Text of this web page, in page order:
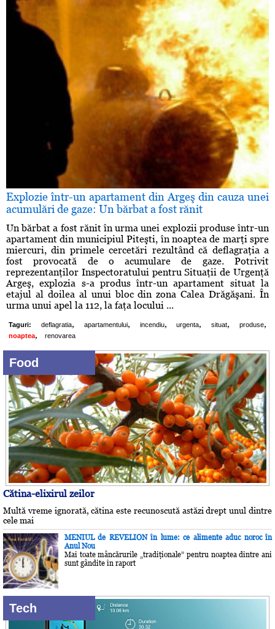
Explozie într-un apartament din Argeş din cauza unei
acumulări de gaze: Un bărbat a fost rănit
Un bărbat a fost rănit în urma unei explozii produse într-un
apartament din municipiul Piteşti, în noaptea de marţi spre
miercuri, din primele cercetări rezultând că deflagraţia a
fost provocată de o acumulare de gaze. Potrivit
reprezentanţilor Inspectoratului pentru Situaţii de Urgenţă
Argeş, explozia s-a produs într-un apartament situat la
etajul al doilea al unui bloc din zona Calea Drăgăşani. În
urma unui apel la 112, la faţa locului ...
Taguri: deflagratia, apartamentului, incendiu, urgenta, situat, produse,
noaptea, renovarea
Food
Cătina-elixirul zeilor
Multă vreme ignorată, cătina este recunoscută astăzi drept unul dintre
cele mai
MENIUL de REVELION în lume: ce alimente aduc noroc în
Anul Nou
Mai toate mâncărurile „tradiţionale” pentru noaptea dintre ani
sunt gândite în raport
Tech